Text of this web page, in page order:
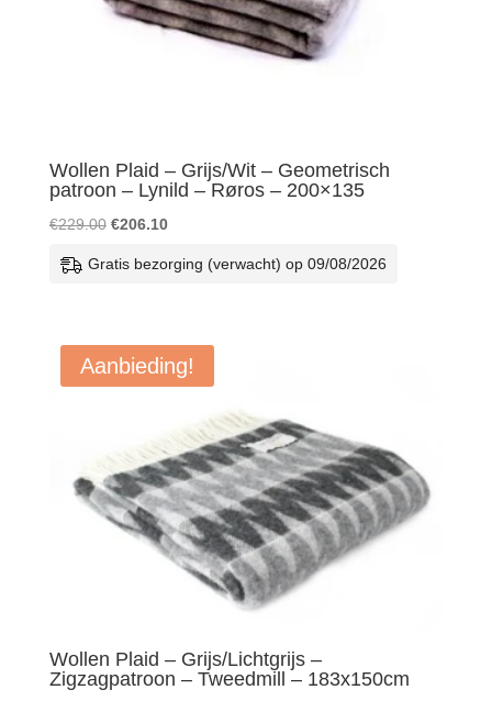
Wollen Plaid – Grijs/Wit – Geometrisch
patroon – Lynild – Røros – 200×135
€229.00 Oorspronkelijke
€206.10Huidige
Gratis bezorging (verwacht) op 09/08/2026
Aanbieding!
Wollen Plaid – Grijs/Lichtgrijs –
Zigzagpatroon – Tweedmill – 183x150cm